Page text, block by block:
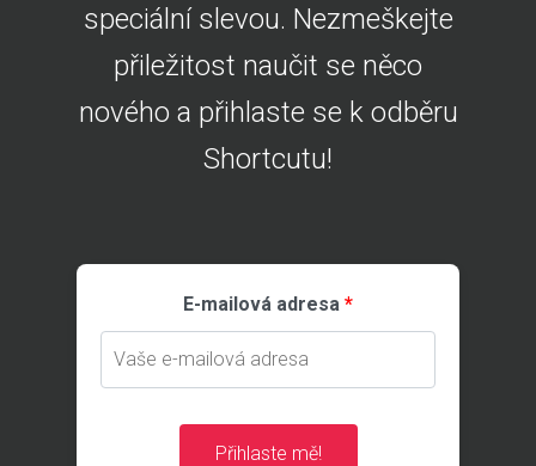
speciální slevou. Nezmeškejte
přiležitost naučit se něco
nového a přihlaste se k odběru
Shortcutu!
E-mailová adresa
Přihlaste mě!